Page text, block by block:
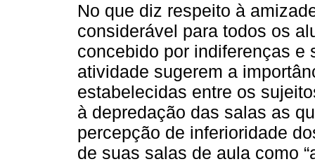
No que diz respeito à
considerável para todos os
concebido por indiferenças e
atividade sugerem a
estabelecidas entre os
à depredação das salas as
percepção de inferioridade
de suas salas de aula como